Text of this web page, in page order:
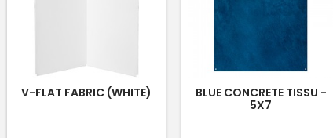
V-FLAT FABRIC (WHITE)
BLUE CONCRETE TISSU -
5X7